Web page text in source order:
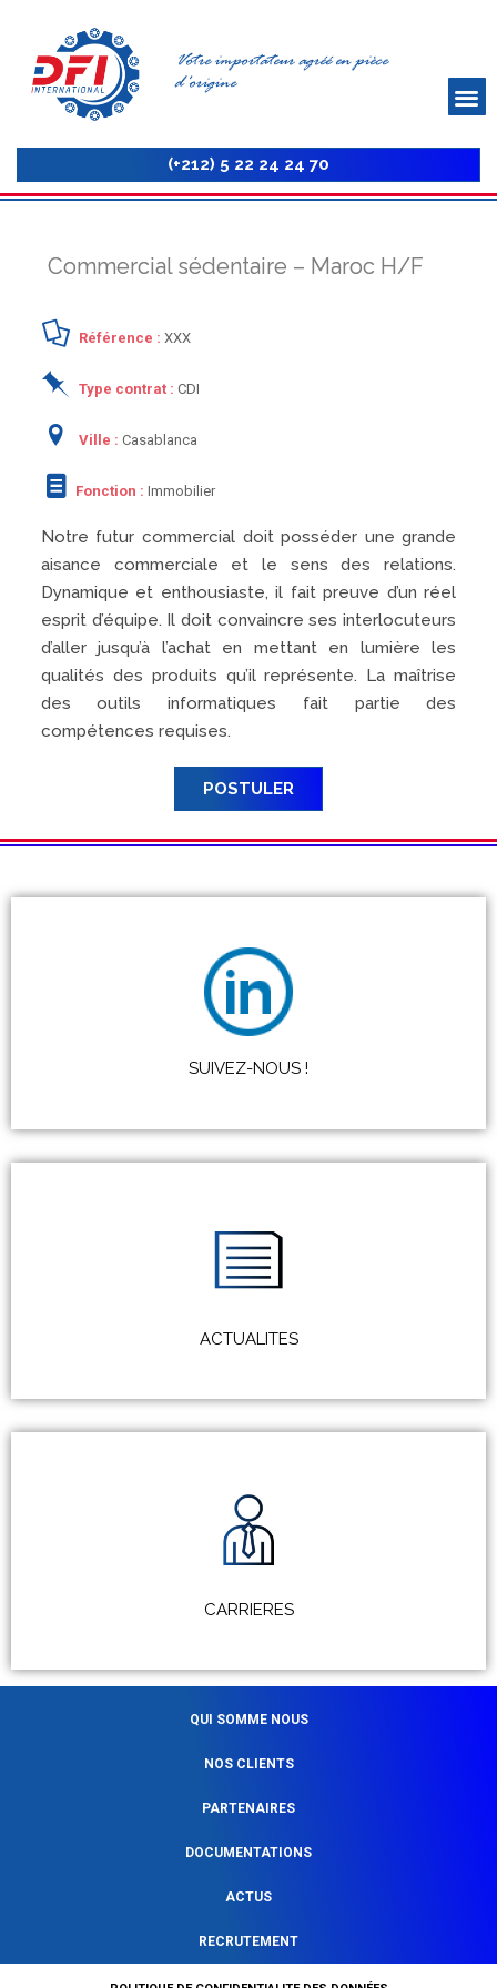
Votre importateur agréé en pièce
d'origine
(+212) 5 22 24 24 70
Commercial sédentaire – Maroc H/F
Référence : XXX
Type contrat : CDI
Ville : Casablanca
Fonction : Immobilier
Notre futur commercial doit posséder une grande
aisance commerciale et le sens des relations.
Dynamique et enthousiaste, il fait preuve d’un réel
esprit d’équipe. Il doit convaincre ses interlocuteurs
d’aller jusqu’à l’achat en mettant en lumière les
qualités des produits qu’il représente. La maîtrise
des outils informatiques fait partie des
compétences requises.
POSTULER
SUIVEZ-NOUS !
ACTUALITES
CARRIERES
QUI SOMME NOUS
NOS CLIENTS
PARTENAIRES
DOCUMENTATIONS
ACTUS
RECRUTEMENT